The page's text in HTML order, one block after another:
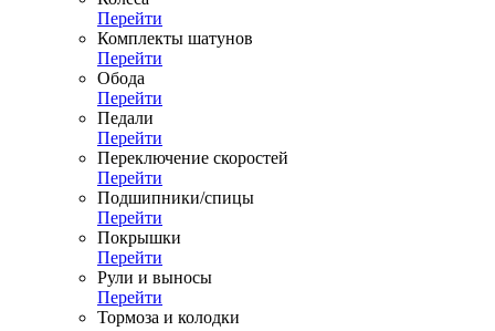
Перейти
Комплекты шатунов
Перейти
Обода
Перейти
Педали
Перейти
Переключение скоростей
Перейти
Подшипники/спицы
Перейти
Покрышки
Перейти
Рули и выносы
Перейти
Тормоза и колодки